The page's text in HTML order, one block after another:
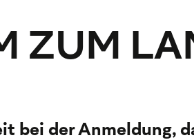
ZUM
bei der Anmeldung,